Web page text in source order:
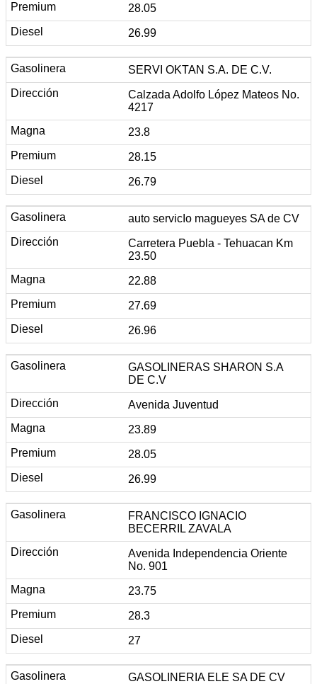
28.05
26.99
SERVI OKTAN S.A. DE C.V.
Calzada Adolfo López Mateos No.
4217
23.8
28.15
26.79
auto servicIo magueyes SA de CV
Carretera Puebla - Tehuacan Km
23.50
22.88
27.69
26.96
GASOLINERAS SHARON S.A
DE C.V
Avenida Juventud
23.89
28.05
26.99
FRANCISCO IGNACIO
BECERRIL ZAVALA
Avenida Independencia Oriente
No. 901
23.75
28.3
27
GASOLINERIA ELE SA DE CV